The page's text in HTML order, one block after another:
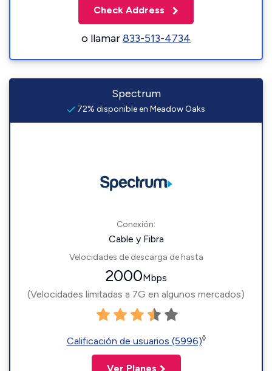
Check Address
o llamar833-513-4734
Spectrum
72% disponible en Meadow Oaks
Conexión:
Cable y Fibra
Velocidades de descarga de hasta
2000Mbps
(Velocidades limitadas a 7G en algunos mercados)
Calificación de usuarios (5996)◊
Ver Planes